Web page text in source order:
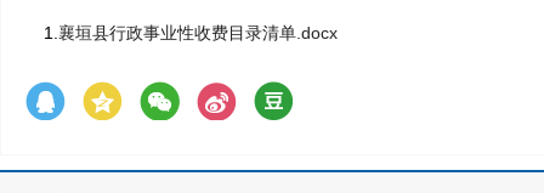
1. 襄垣县行政事业性收费目录清单.docx